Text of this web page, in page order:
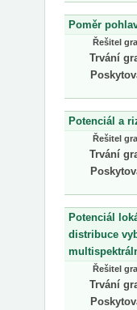
Poměr
Řešitel
Trvání
Potenciál a
Řešitel
Trvání
Potenciál
distribuce
Řešitel
Trvání